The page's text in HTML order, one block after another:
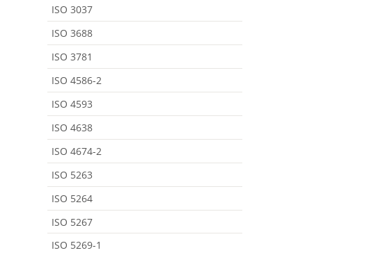
ISO 3037
ISO 3688
ISO 3781
ISO 4586-2
ISO 4593
ISO 4638
ISO 4674-2
ISO 5263
ISO 5264
ISO 5267
ISO 5269-1